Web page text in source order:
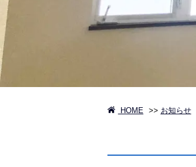
HOME >> お知らせ